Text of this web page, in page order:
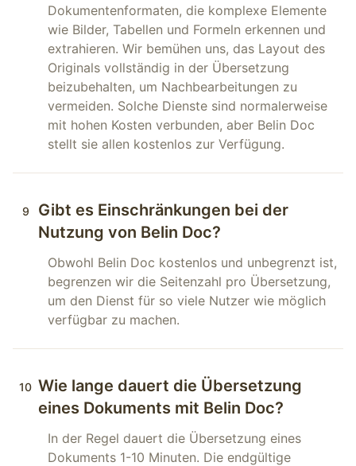
Dokumentenformaten, die komplexe Elemente
wie Bilder, Tabellen und Formeln erkennen und
extrahieren. Wir bemühen uns, das Layout des
Originals vollständig in der Übersetzung
beizubehalten, um Nachbearbeitungen zu
vermeiden. Solche Dienste sind normalerweise
mit hohen Kosten verbunden, aber Belin Doc
stellt sie allen kostenlos zur Verfügung.
9
Gibt es Einschränkungen bei der
Nutzung von Belin Doc?
Obwohl Belin Doc kostenlos und unbegrenzt ist,
begrenzen wir die Seitenzahl pro Übersetzung,
um den Dienst für so viele Nutzer wie möglich
verfügbar zu machen.
10 Wie lange dauert die Übersetzung
eines Dokuments mit Belin Doc?
In der Regel dauert die Übersetzung eines
Dokuments 1-10 Minuten. Die endgültige